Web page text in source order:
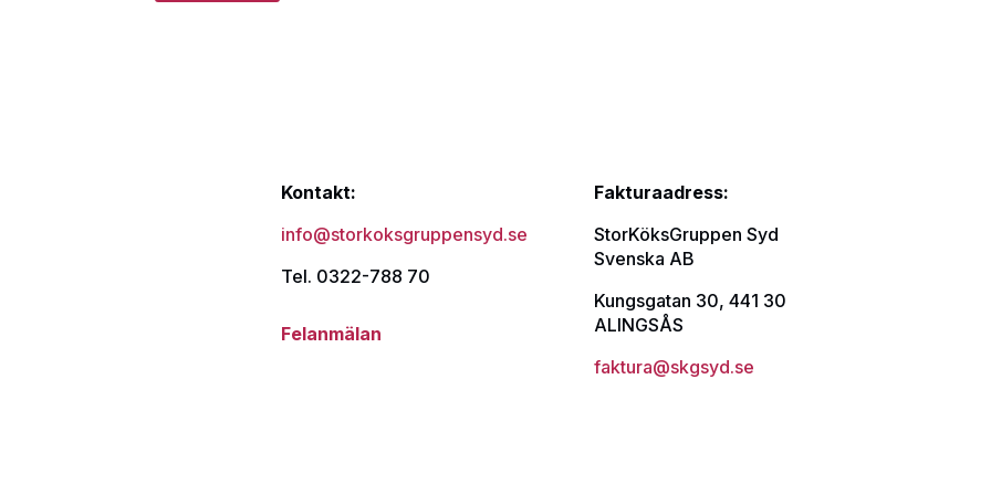
Kontakt:
info@storkoksgruppensyd.se
Tel. 0322-788 70
Felanmälan
Fakturaadress:
StorKöksGruppen Syd
Svenska AB
Kungsgatan 30, 441 30
ALINGSÅS
faktura@skgsyd.se